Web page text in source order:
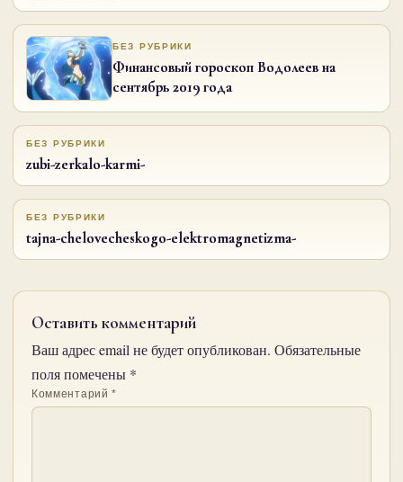
БЕЗ РУБРИКИ
Финансовый гороскоп Водолеев на
сентябрь 2019 года
БЕЗ РУБРИКИ
zubi-zerkalo-karmi-
БЕЗ РУБРИКИ
tajna-chelovecheskogo-elektromagnetizma-
Оставить комментарий
Ваш адрес email не будет опубликован. Обязательные
поля помечены *
Комментарий*